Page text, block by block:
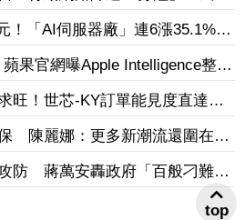
警報聲不夠大
！「AI伺服器廠」連6漲35.1%
Rubin挹注訂單看到明年
果官網曝Apple Intelligence整合
冊上線不到一天撤了
旺！世芯-KY訂單能見度直達
片放量、2奈米準備接棒
陳麗娜：更多新潮流還圍在賴
防 蔣萬安轟政府「百般刁難」
驗不會忘記
top